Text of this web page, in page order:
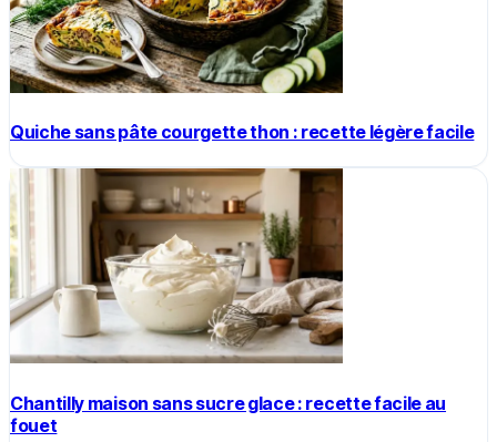
Quiche sans pâte courgette thon : recette légère facile
Chantilly maison sans sucre glace : recette facile au
fouet